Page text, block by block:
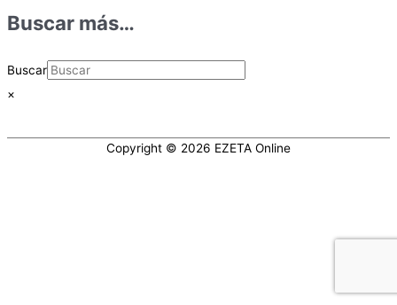
Buscar más…
Buscar
×
Copyright © 2026 EZETA Online